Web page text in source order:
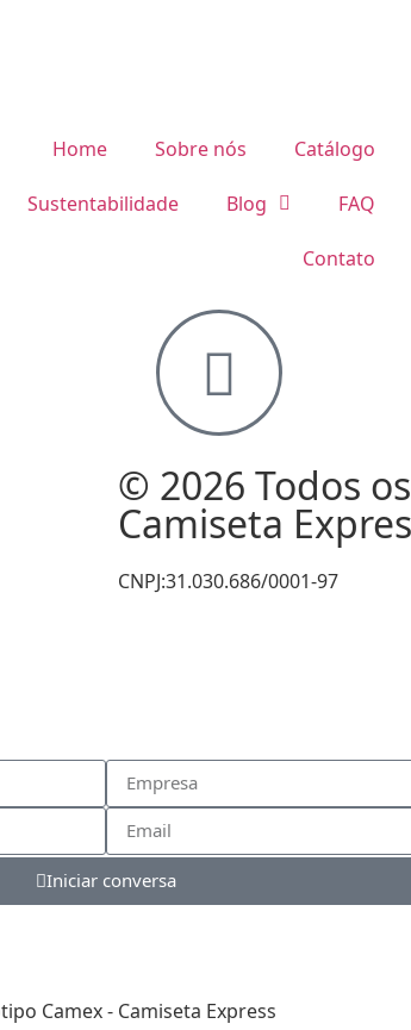
Home Sobre nós Catálogo
Sustentabilidade Blog FAQ
Contato
© 2026 Todos
Camiseta
CNPJ:31.030.686/0001-97
Iniciar conversa